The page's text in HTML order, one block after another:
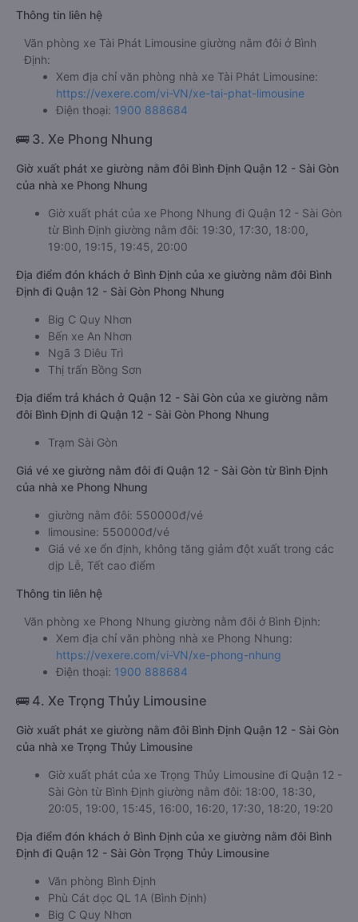
Thông tin liên hệ
Văn phòng xe Tài Phát Limousine giường nằm đôi ở Bình
Định:
Xem địa chỉ văn phòng nhà xe Tài Phát Limousine:
https://vexere.com/vi-VN/xe-tai-phat-limousine
Điện thoại: 1900 888684
🚌 3. Xe Phong Nhung
Giờ xuất phát xe giường nằm đôi Bình Định Quận 12 - Sài Gòn
của nhà xe Phong Nhung
Giờ xuất phát của xe Phong Nhung đi Quận 12 - Sài Gòn
từ Bình Định giường nằm đôi: 19:30, 17:30, 18:00,
19:00, 19:15, 19:45, 20:00
Địa điểm đón khách ở Bình Định của xe giường nằm đôi Bình
Định đi Quận 12 - Sài Gòn Phong Nhung
Big C Quy Nhơn
Bến xe An Nhơn
Ngã 3 Diêu Trì
Thị trấn Bồng Sơn
Địa điểm trả khách ở Quận 12 - Sài Gòn của xe giường nằm
đôi Bình Định đi Quận 12 - Sài Gòn Phong Nhung
Trạm Sài Gòn
Giá vé xe giường nằm đôi đi Quận 12 - Sài Gòn từ Bình Định
của nhà xe Phong Nhung
giường nằm đôi: 550000đ/vé
limousine: 550000đ/vé
Giá vé xe ổn định, không tăng giảm đột xuất trong các
dịp Lễ, Tết cao điểm
Thông tin liên hệ
Văn phòng xe Phong Nhung giường nằm đôi ở Bình Định:
Xem địa chỉ văn phòng nhà xe Phong Nhung:
https://vexere.com/vi-VN/xe-phong-nhung
Điện thoại: 1900 888684
🚌 4. Xe Trọng Thủy Limousine
Giờ xuất phát xe giường nằm đôi Bình Định Quận 12 - Sài Gòn
của nhà xe Trọng Thủy Limousine
Giờ xuất phát của xe Trọng Thủy Limousine đi Quận 12 -
Sài Gòn từ Bình Định giường nằm đôi: 18:00, 18:30,
20:05, 19:00, 15:45, 16:00, 16:20, 17:30, 18:20, 19:20
Địa điểm đón khách ở Bình Định của xe giường nằm đôi Bình
Định đi Quận 12 - Sài Gòn Trọng Thủy Limousine
Văn phòng Bình Định
Phù Cát dọc QL 1A (Bình Định)
Big C Quy Nhơn